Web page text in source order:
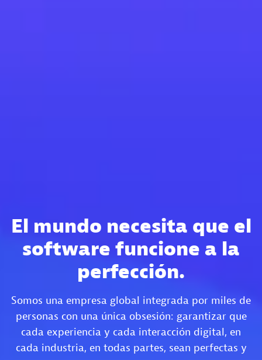
El mundo necesita que el
software funcione a la
perfección.
Somos una empresa global integrada por miles de
personas con una única obsesión: garantizar que
cada experiencia y cada interacción digital, en
cada industria, en todas partes, sean perfectas y